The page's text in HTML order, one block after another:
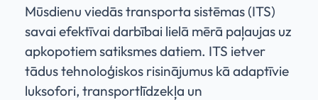
Mūsdienu viedās transporta sistēmas (ITS)
savai efektīvai darbībai lielā mērā paļaujas uz
apkopotiem satiksmes datiem. ITS ietver
tādus tehnoloģiskos risinājumus kā adaptīvie
luksofori, transportlīdzekļa un